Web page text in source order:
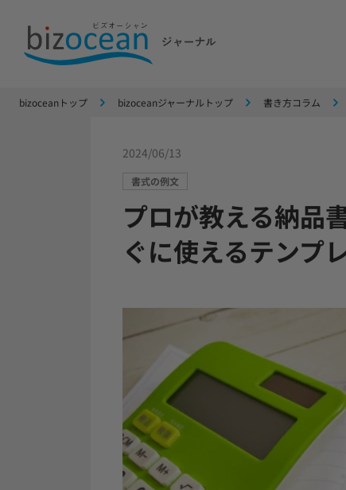
bizoceanトップ bizoceanジャーナルトップ 書き方コラム
2024/06/13
書式の例文
プロが教える納品
ぐに使えるテンプ